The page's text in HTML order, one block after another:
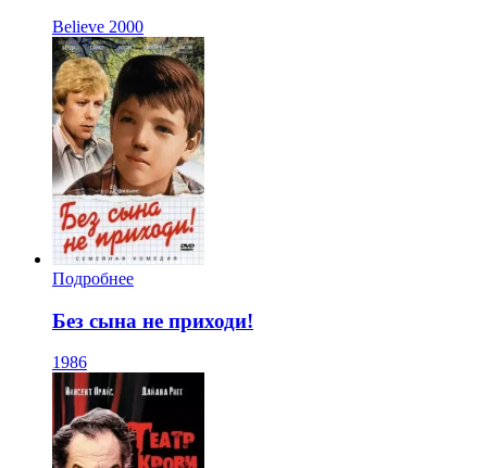
Believe 2000
Подробнее
Без сына не приходи!
1986